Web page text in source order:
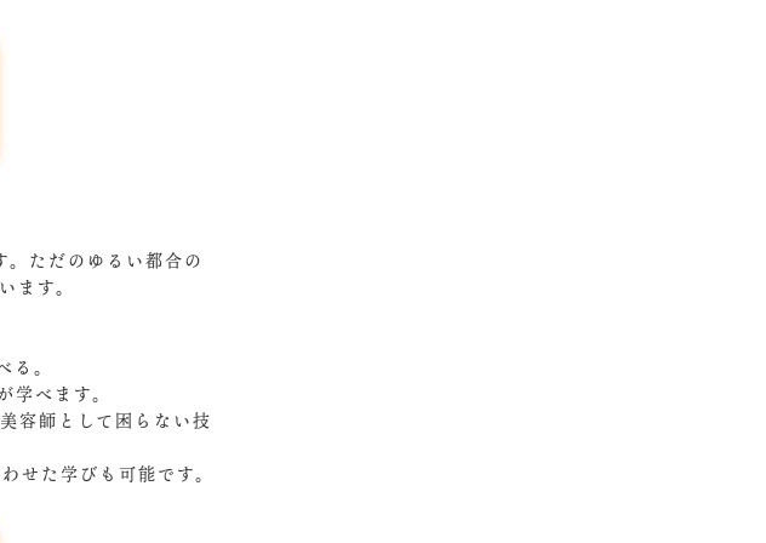
ただのゆるい都合の
ます。
。
べます。
容師として困らない技
せた学びも可能です。